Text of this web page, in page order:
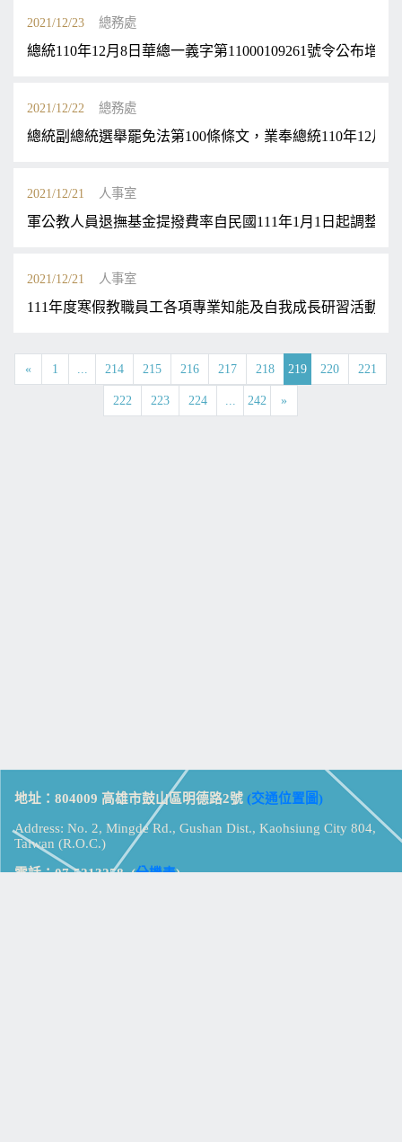
2021/12/23 總務處
總統110年12月8日華總一義字第11000109261號令公布增
2021/12/22 總務處
總統副總統選舉罷免法第100條條文，業奉總統110年12月
2021/12/21 人事室
軍公教人員退撫基金提撥費率自民國111年1月1日起調整為
2021/12/21 人事室
111年度寒假教職員工各項專業知能及自我成長研習活動
« 1 ... 214 215 216 217 218 219 220 221
222 223 224 ... 242 »
地址：804009 高雄市鼓山區明德路2號 (交通位置圖)
Address: No. 2, Mingde Rd., Gushan Dist., Kaohsiung City 804,
Taiwan (R.O.C.)
電話：07-5213258 (分機表)